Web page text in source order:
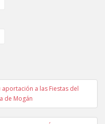
a las Fiestas del
de Mogán